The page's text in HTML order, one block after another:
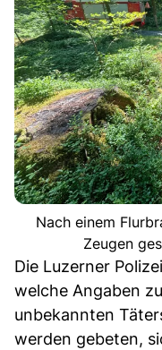
Nach einem
Zeugen
Die Luzerner
welche Angaben
unbekannten
werden gebeten,